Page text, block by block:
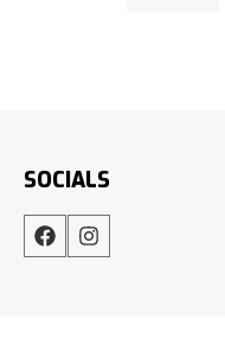
SOCIALS